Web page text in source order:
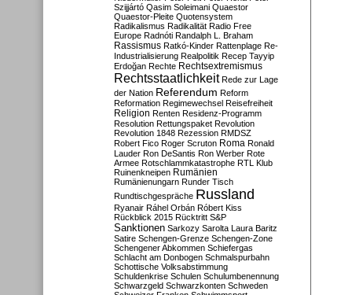
Szijjártó Qasim Soleimani Quaestor
Quaestor-Pleite Quotensystem
Radikalismus Radikalität Radio Free
Europe Radnóti Randalph L. Braham
Rassismus Ratkó-Kinder Rattenplage Re-
Industrialisierung Realpolitik Recep Tayyip
Erdoğan Rechte Rechtsextremismus
Rechtsstaatlichkeit Rede zur Lage
der Nation Referendum Reform
Reformation Regimewechsel Reisefreiheit
Religion Renten Residenz-Programm
Resolution Rettungspaket Revolution
Revolution 1848 Rezession RMDSZ
Robert Fico Roger Scruton Roma Ronald
Lauder Ron DeSantis Ron Werber Rote
Armee Rotschlammkatastrophe RTL Klub
Ruinenkneipen Rumänien
Rumänienungarn Runder Tisch
Rundtischgespräche Russland
Ryanair Ráhel Orbán Róbert Kiss
Rückblick 2015 Rücktritt S&P
Sanktionen Sarkozy Sarolta Laura Baritz
Satire Schengen-Grenze Schengen-Zone
Schengener Abkommen Schiefergas
Schlacht am Donbogen Schmalspurbahn
Schottische Volksabstimmung
Schuldenkrise Schulen Schulumbenennung
Schwarzgeld Schwarzkonten Schweden